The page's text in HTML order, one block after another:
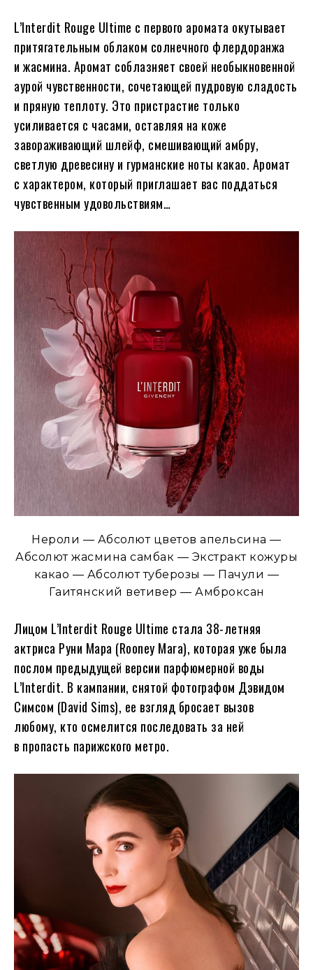
L’Interdit Rouge Ultime с первого аромата окутывает
притягательным облаком солнечного флердоранжа
и жасмина. Аромат соблазняет своей необыкновенной
аурой чувственности, сочетающей пудровую сладость
и пряную теплоту. Это пристрастие только
усиливается с часами, оставляя на коже
завораживающий шлейф, смешивающий амбру,
светлую древесину и гурманские ноты какао. Аромат
с характером, который приглашает вас поддаться
чувственным удовольствиям…
Нероли — Абсолют цветов апельсина —
Абсолют жасмина самбак — Экстракт кожуры
какао — Абсолют туберозы — Пачули —
Гаитянский ветивер — Амброксан
Лицом L’Interdit Rouge Ultime стала 38-летняя
актриса Руни Мара (Rooney Mara), которая уже была
послом предыдущей версии парфюмерной воды
L’Interdit. В кампании, снятой фотографом Дэвидом
Симсом (David Sims), ее взгляд бросает вызов
любому, кто осмелится последовать за ней
в пропасть парижского метро.